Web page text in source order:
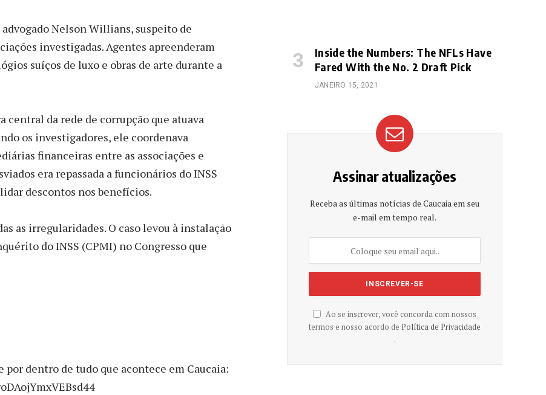
Nelson Willians, suspeito de
investigadas. Agentes apreenderam
suíços de luxo e obras de arte durante a
central da rede de corrupção que atuava
os investigadores, ele coordenava
financeiras entre as associações e
era repassada a funcionários do INSS
descontos nos benefícios.
as irregularidades. O caso levou à instalação
do INSS (CPMI) no Congresso que
dentro de tudo que acontece em Caucaia:
Inside the Numbers: The NFLs Have
Fared With the No. 2 Draft Pick
JANEIRO 15, 2021
Assinar atualizações
Receba as últimas notícias de Caucaia em seu
e-mail em tempo real.
Ao se inscrever, você concorda com nossos
termos e nosso acordo de Política de Privacidade
.